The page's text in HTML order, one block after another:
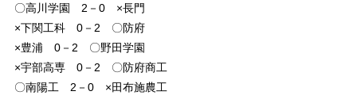
〇高川学園 2－0 ×長門
×下関工科 0－2 〇防府
×豊浦 0－2 〇野田学園
×宇部高専 0－2 〇防府商工
〇南陽工 2－0 ×田布施農工